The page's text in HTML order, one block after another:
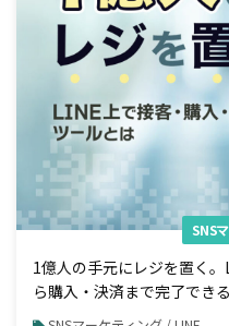
SNS
1億人の手元にレジを置く
ら購入・決済まで完了でき